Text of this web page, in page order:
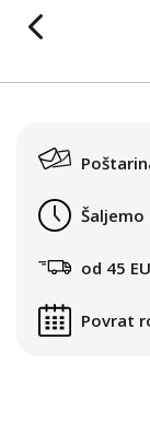
Šaljemo
od 45
Povrat